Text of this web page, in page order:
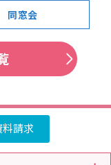
同窓会
料請求